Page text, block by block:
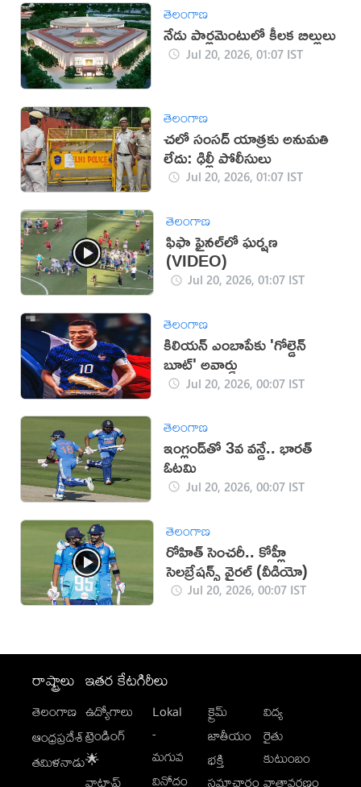
తెలంగాణ
నేడు పార్లమెంటులో కీలక బిల్లులు
Jul 20, 2026, 01:07 IST
తెలంగాణ
చలో సంసద్‌ యాత్రకు అనుమతి
లేదు: ఢిల్లీ పోలీసులు
Jul 20, 2026, 01:07 IST
తెలంగాణ
ఫిఫా ఫైనల్‌లో ఘర్షణ
(VIDEO)
Jul 20, 2026, 01:07 IST
తెలంగాణ
కిలియన్ ఎంబాపేకు 'గోల్డెన్
బూట్' అవార్డు
Jul 20, 2026, 00:07 IST
తెలంగాణ
ఇంగ్లండ్‌తో 3వ వన్డే.. భారత్
ఓటమి
Jul 20, 2026, 00:07 IST
తెలంగాణ
రోహిత్ సెంచరీ.. కోహ్లీ
సెలబ్రేషన్స్ వైరల్ (వీడియో)
Jul 20, 2026, 00:07 IST
రాష్ట్రాలు
తెలంగాణ
ఆంధ్రప్రదేశ్
తమిళనాడు
ఇతర కేటగిరీలు
ఉద్యోగాలు
ట్రెండింగ్
🌟
Lokal
-
మగువ
వినోదం
క్రైమ్
జాతీయం
భక్తి
విద్య
రైతు
కుటుంబం